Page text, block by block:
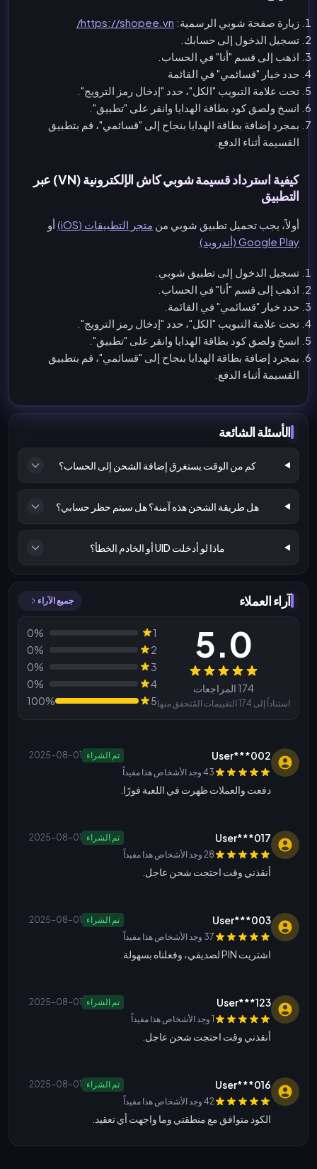
زيارة صفحة شوبي الرسمية: https://shopee.vn/
تسجيل الدخول إلى حسابك.
اذهب إلى قسم "أنا" في الحساب.
حدد خيار "قسائمي" في القائمة
تحت علامة التبويب "الكل"، حدد "إدخال رمز الترويج".
انسخ ولصق كود بطاقة الهدايا وانقر على "تطبيق".
بمجرد إضافة بطاقة الهدايا بنجاح إلى "قسائمي"، قم بتطبيق
القسيمة أثناء الدفع.
كيفية استرداد قسيمة شوبي كاش الإلكترونية (VN) عبر
التطبيق
أولاً، يجب تحميل تطبيق شوبي من متجر التطبيقات (iOS)
أو
Google Play (أندرويد)
تسجيل الدخول إلى تطبيق شوبي.
اذهب إلى قسم "أنا" في الحساب.
حدد خيار "قسائمي" في القائمة.
تحت علامة التبويب "الكل"، حدد "إدخال رمز الترويج".
انسخ ولصق كود بطاقة الهدايا وانقر على "تطبيق".
بمجرد إضافة بطاقة الهدايا بنجاح إلى "قسائمي"، قم بتطبيق
القسيمة أثناء الدفع.
الأسئلة الشائعة
كم من الوقت يستغرق إضافة الشحن إلى الحساب؟
هل طريقة الشحن هذه آمنة؟ هل سيتم حظر حسابي؟
ماذا لو أدخلت UID أو الخادم الخطأ؟
آراء العملاء جميع الآراء
المراجعات
5.0
174 المراجعات
استناداً إلى 174 التقييمات المُتحقق منها
1
0%
2
0%
3
0%
4
0%
5
100%
User***002 تم الشراء 2025-08-01
43 وجد الأشخاص هذا مفيداً
دفعت والعملات ظهرت في اللعبة فورًا.
User***017 تم الشراء 2025-08-01
28 وجد الأشخاص هذا مفيداً
أنقذني وقت احتجت شحن عاجل.
User***003 تم الشراء 2025-08-01
37 وجد الأشخاص هذا مفيداً
اشتريت PIN لصديقي، وفعلناه بسهولة.
User***123 تم الشراء 2025-08-01
1 وجد الأشخاص هذا مفيداً
أنقذني وقت احتجت شحن عاجل.
User***016 تم الشراء 2025-08-01
42 وجد الأشخاص هذا مفيداً
الكود متوافق مع منطقتي وما واجهت أي تعقيد.